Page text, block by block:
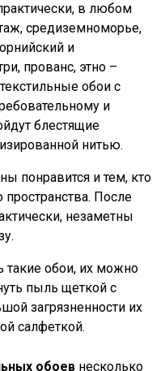
в любом
средиземноморье,
и
прованс, этно –
обои с
и
блестящие
нитью.
понравится и тем, кто
После
незаметны
такие обои, их можно
пыль щеткой с
загрязненности их
салфеткой.
обоев несколько